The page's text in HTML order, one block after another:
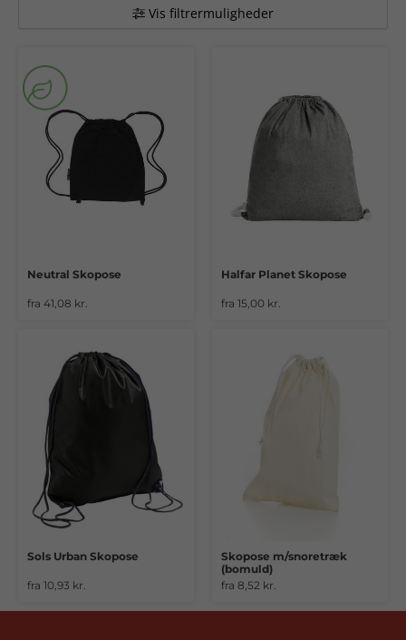
Vis filtrermuligheder
Neutral Skopose
fra 41,08 kr.
Halfar Planet Skopose
fra 15,00 kr.
Sols Urban Skopose
fra 10,93 kr.
Skopose m/snoretræk
(bomuld)
fra 8,52 kr.